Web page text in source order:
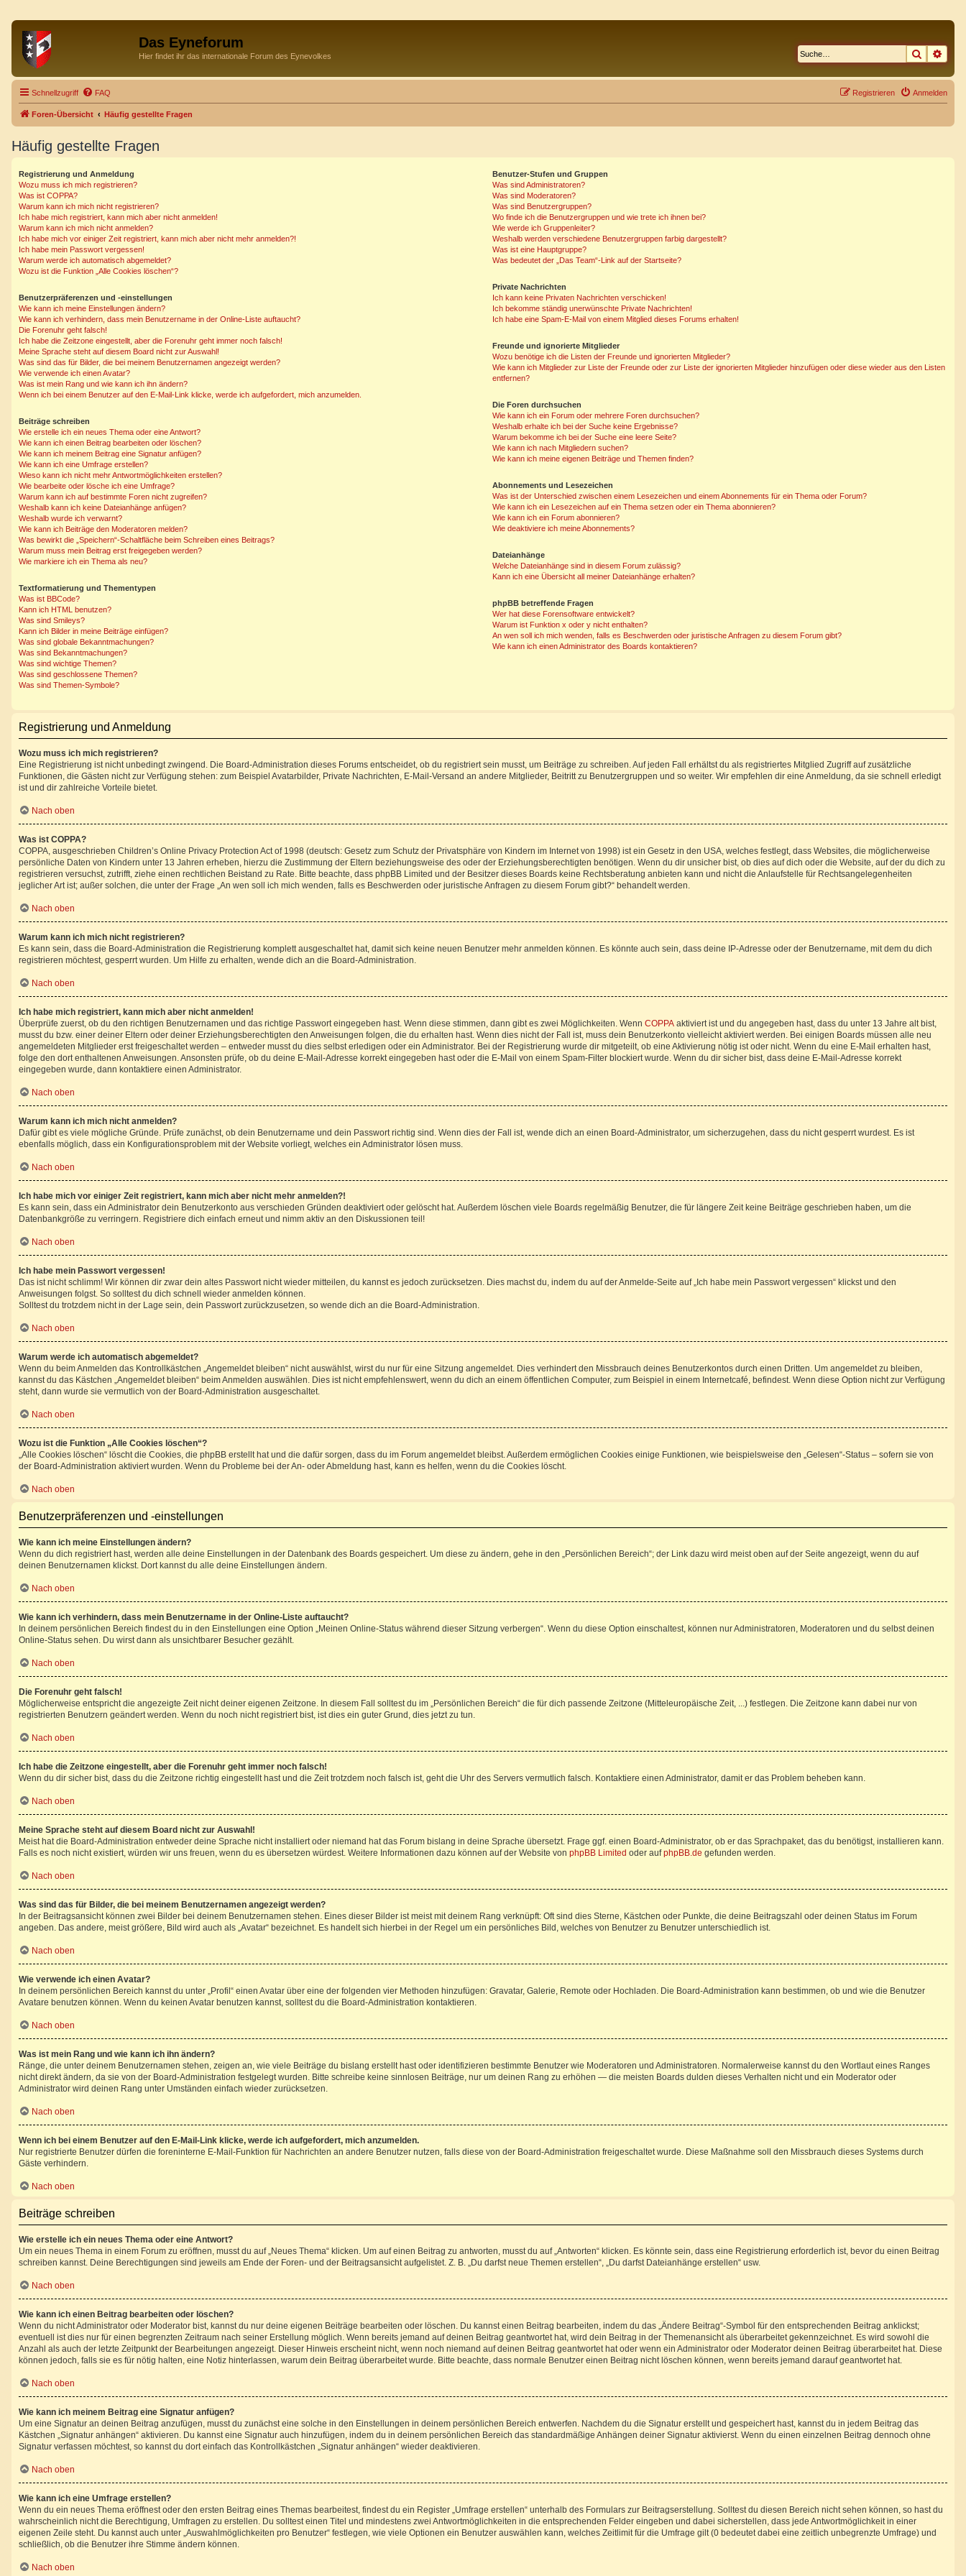
Das Eyneforum
Hier findet ihr das internationale Forum des Eynevolkes Suche
Schnellzugriff FAQ Anmelden
Registrieren
Foren-Übersicht Häufig gestellte Fragen
Häufig gestellte Fragen
Registrierung und Anmeldung
Wozu muss ich mich registrieren?
Was ist COPPA?
Warum kann ich mich nicht registrieren?
Ich habe mich registriert, kann mich aber nicht anmelden!
Warum kann ich mich nicht anmelden?
Ich habe mich vor einiger Zeit registriert, kann mich aber nicht mehr anmelden?!
Ich habe mein Passwort vergessen!
Warum werde ich automatisch abgemeldet?
Wozu ist die Funktion „Alle Cookies löschen“?
Benutzerpräferenzen und -einstellungen
Wie kann ich meine Einstellungen ändern?
Wie kann ich verhindern, dass mein Benutzername in der Online-Liste auftaucht?
Die Forenuhr geht falsch!
Ich habe die Zeitzone eingestellt, aber die Forenuhr geht immer noch falsch!
Meine Sprache steht auf diesem Board nicht zur Auswahl!
Was sind das für Bilder, die bei meinem Benutzernamen angezeigt werden?
Wie verwende ich einen Avatar?
Was ist mein Rang und wie kann ich ihn ändern?
Wenn ich bei einem Benutzer auf den E-Mail-Link klicke, werde ich aufgefordert, mich anzumelden.
Beiträge schreiben
Wie erstelle ich ein neues Thema oder eine Antwort?
Wie kann ich einen Beitrag bearbeiten oder löschen?
Wie kann ich meinem Beitrag eine Signatur anfügen?
Wie kann ich eine Umfrage erstellen?
Wieso kann ich nicht mehr Antwortmöglichkeiten erstellen?
Wie bearbeite oder lösche ich eine Umfrage?
Warum kann ich auf bestimmte Foren nicht zugreifen?
Weshalb kann ich keine Dateianhänge anfügen?
Weshalb wurde ich verwarnt?
Wie kann ich Beiträge den Moderatoren melden?
Was bewirkt die „Speichern“-Schaltfläche beim Schreiben eines Beitrags?
Warum muss mein Beitrag erst freigegeben werden?
Wie markiere ich ein Thema als neu?
Textformatierung und Thementypen
Was ist BBCode?
Kann ich HTML benutzen?
Was sind Smileys?
Kann ich Bilder in meine Beiträge einfügen?
Was sind globale Bekanntmachungen?
Was sind Bekanntmachungen?
Was sind wichtige Themen?
Was sind geschlossene Themen?
Was sind Themen-Symbole?
Benutzer-Stufen und Gruppen
Was sind Administratoren?
Was sind Moderatoren?
Was sind Benutzergruppen?
Wo finde ich die Benutzergruppen und wie trete ich ihnen bei?
Wie werde ich Gruppenleiter?
Weshalb werden verschiedene Benutzergruppen farbig dargestellt?
Was ist eine Hauptgruppe?
Was bedeutet der „Das Team“-Link auf der Startseite?
Private Nachrichten
Ich kann keine Privaten Nachrichten verschicken!
Ich bekomme ständig unerwünschte Private Nachrichten!
Ich habe eine Spam-E-Mail von einem Mitglied dieses Forums erhalten!
Freunde und ignorierte Mitglieder
Wozu benötige ich die Listen der Freunde und ignorierten Mitglieder?
Wie kann ich Mitglieder zur Liste der Freunde oder zur Liste der ignorierten Mitglieder hinzufügen oder diese wieder aus den Listen
entfernen?
Die Foren durchsuchen
Wie kann ich ein Forum oder mehrere Foren durchsuchen?
Weshalb erhalte ich bei der Suche keine Ergebnisse?
Warum bekomme ich bei der Suche eine leere Seite?
Wie kann ich nach Mitgliedern suchen?
Wie kann ich meine eigenen Beiträge und Themen finden?
Abonnements und Lesezeichen
Was ist der Unterschied zwischen einem Lesezeichen und einem Abonnements für ein Thema oder Forum?
Wie kann ich ein Lesezeichen auf ein Thema setzen oder ein Thema abonnieren?
Wie kann ich ein Forum abonnieren?
Wie deaktiviere ich meine Abonnements?
Dateianhänge
Welche Dateianhänge sind in diesem Forum zulässig?
Kann ich eine Übersicht all meiner Dateianhänge erhalten?
phpBB betreffende Fragen
Wer hat diese Forensoftware entwickelt?
Warum ist Funktion x oder y nicht enthalten?
An wen soll ich mich wenden, falls es Beschwerden oder juristische Anfragen zu diesem Forum gibt?
Wie kann ich einen Administrator des Boards kontaktieren?
Registrierung und Anmeldung
Wozu muss ich mich registrieren?
Eine Registrierung ist nicht unbedingt zwingend. Die Board-Administration dieses Forums entscheidet, ob du registriert sein musst, um Beiträge zu schreiben. Auf jeden Fall erhältst du als registriertes Mitglied Zugriff auf zusätzliche
Funktionen, die Gästen nicht zur Verfügung stehen: zum Beispiel Avatarbilder, Private Nachrichten, E-Mail-Versand an andere Mitglieder, Beitritt zu Benutzergruppen und so weiter. Wir empfehlen dir eine Anmeldung, da sie schnell erledigt
ist und dir zahlreiche Vorteile bietet.
Nach oben
Was ist COPPA?
COPPA, ausgeschrieben Children’s Online Privacy Protection Act of 1998 (deutsch: Gesetz zum Schutz der Privatsphäre von Kindern im Internet von 1998) ist ein Gesetz in den USA, welches festlegt, dass Websites, die möglicherweise
persönliche Daten von Kindern unter 13 Jahren erheben, hierzu die Zustimmung der Eltern beziehungsweise des oder der Erziehungsberechtigten benötigen. Wenn du dir unsicher bist, ob dies auf dich oder die Website, auf der du dich zu
registrieren versuchst, zutrifft, ziehe einen rechtlichen Beistand zu Rate. Bitte beachte, dass phpBB Limited und der Besitzer dieses Boards keine Rechtsberatung anbieten kann und nicht die Anlaufstelle für Rechtsangelegenheiten
jeglicher Art ist; außer solchen, die unter der Frage „An wen soll ich mich wenden, falls es Beschwerden oder juristische Anfragen zu diesem Forum gibt?“ behandelt werden.
Nach oben
Warum kann ich mich nicht registrieren?
Es kann sein, dass die Board-Administration die Registrierung komplett ausgeschaltet hat, damit sich keine neuen Benutzer mehr anmelden können. Es könnte auch sein, dass deine IP-Adresse oder der Benutzername, mit dem du dich
registrieren möchtest, gesperrt wurden. Um Hilfe zu erhalten, wende dich an die Board-Administration.
Nach oben
Ich habe mich registriert, kann mich aber nicht anmelden!
Überprüfe zuerst, ob du den richtigen Benutzernamen und das richtige Passwort eingegeben hast. Wenn diese stimmen, dann gibt es zwei Möglichkeiten. Wenn COPPA aktiviert ist und du angegeben hast, dass du unter 13 Jahre alt bist,
musst du bzw. einer deiner Eltern oder deiner Erziehungsberechtigten den Anweisungen folgen, die du erhalten hast. Wenn dies nicht der Fall ist, muss dein Benutzerkonto vielleicht aktiviert werden. Bei einigen Boards müssen alle neu
angemeldeten Mitglieder erst freigeschaltet werden – entweder musst du dies selbst erledigen oder ein Administrator. Bei der Registrierung wurde dir mitgeteilt, ob eine Aktivierung nötig ist oder nicht. Wenn du eine E-Mail erhalten hast,
folge den dort enthaltenen Anweisungen. Ansonsten prüfe, ob du deine E-Mail-Adresse korrekt eingegeben hast oder die E-Mail von einem Spam-Filter blockiert wurde. Wenn du dir sicher bist, dass deine E-Mail-Adresse korrekt
eingegeben wurde, dann kontaktiere einen Administrator.
Nach oben
Warum kann ich mich nicht anmelden?
Dafür gibt es viele mögliche Gründe. Prüfe zunächst, ob dein Benutzername und dein Passwort richtig sind. Wenn dies der Fall ist, wende dich an einen Board-Administrator, um sicherzugehen, dass du nicht gesperrt wurdest. Es ist
ebenfalls möglich, dass ein Konfigurationsproblem mit der Website vorliegt, welches ein Administrator lösen muss.
Nach oben
Ich habe mich vor einiger Zeit registriert, kann mich aber nicht mehr anmelden?!
Es kann sein, dass ein Administrator dein Benutzerkonto aus verschieden Gründen deaktiviert oder gelöscht hat. Außerdem löschen viele Boards regelmäßig Benutzer, die für längere Zeit keine Beiträge geschrieben haben, um die
Datenbankgröße zu verringern. Registriere dich einfach erneut und nimm aktiv an den Diskussionen teil!
Nach oben
Ich habe mein Passwort vergessen!
Das ist nicht schlimm! Wir können dir zwar dein altes Passwort nicht wieder mitteilen, du kannst es jedoch zurücksetzen. Dies machst du, indem du auf der Anmelde-Seite auf „Ich habe mein Passwort vergessen“ klickst und den
Anweisungen folgst. So solltest du dich schnell wieder anmelden können.
Solltest du trotzdem nicht in der Lage sein, dein Passwort zurückzusetzen, so wende dich an die Board-Administration.
Nach oben
Warum werde ich automatisch abgemeldet?
Wenn du beim Anmelden das Kontrollkästchen „Angemeldet bleiben“ nicht auswählst, wirst du nur für eine Sitzung angemeldet. Dies verhindert den Missbrauch deines Benutzerkontos durch einen Dritten. Um angemeldet zu bleiben,
kannst du das Kästchen „Angemeldet bleiben“ beim Anmelden auswählen. Dies ist nicht empfehlenswert, wenn du dich an einem öffentlichen Computer, zum Beispiel in einem Internetcafé, befindest. Wenn diese Option nicht zur Verfügung
steht, dann wurde sie vermutlich von der Board-Administration ausgeschaltet.
Nach oben
Wozu ist die Funktion „Alle Cookies löschen“?
„Alle Cookies löschen“ löscht die Cookies, die phpBB erstellt hat und die dafür sorgen, dass du im Forum angemeldet bleibst. Außerdem ermöglichen Cookies einige Funktionen, wie beispielsweise den „Gelesen“-Status – sofern sie von
der Board-Administration aktiviert wurden. Wenn du Probleme bei der An- oder Abmeldung hast, kann es helfen, wenn du die Cookies löscht.
Nach oben
Benutzerpräferenzen und -einstellungen
Wie kann ich meine Einstellungen ändern?
Wenn du dich registriert hast, werden alle deine Einstellungen in der Datenbank des Boards gespeichert. Um diese zu ändern, gehe in den „Persönlichen Bereich“; der Link dazu wird meist oben auf der Seite angezeigt, wenn du auf
deinen Benutzernamen klickst. Dort kannst du alle deine Einstellungen ändern.
Nach oben
Wie kann ich verhindern, dass mein Benutzername in der Online-Liste auftaucht?
In deinem persönlichen Bereich findest du in den Einstellungen eine Option „Meinen Online-Status während dieser Sitzung verbergen“. Wenn du diese Option einschaltest, können nur Administratoren, Moderatoren und du selbst deinen
Online-Status sehen. Du wirst dann als unsichtbarer Besucher gezählt.
Nach oben
Die Forenuhr geht falsch!
Möglicherweise entspricht die angezeigte Zeit nicht deiner eigenen Zeitzone. In diesem Fall solltest du im „Persönlichen Bereich“ die für dich passende Zeitzone (Mitteleuropäische Zeit, ...) festlegen. Die Zeitzone kann dabei nur von
registrierten Benutzern geändert werden. Wenn du noch nicht registriert bist, ist dies ein guter Grund, dies jetzt zu tun.
Nach oben
Ich habe die Zeitzone eingestellt, aber die Forenuhr geht immer noch falsch!
Wenn du dir sicher bist, dass du die Zeitzone richtig eingestellt hast und die Zeit trotzdem noch falsch ist, geht die Uhr des Servers vermutlich falsch. Kontaktiere einen Administrator, damit er das Problem beheben kann.
Nach oben
Meine Sprache steht auf diesem Board nicht zur Auswahl!
Meist hat die Board-Administration entweder deine Sprache nicht installiert oder niemand hat das Forum bislang in deine Sprache übersetzt. Frage ggf. einen Board-Administrator, ob er das Sprachpaket, das du benötigst, installieren kann.
Falls es noch nicht existiert, würden wir uns freuen, wenn du es übersetzen würdest. Weitere Informationen dazu können auf der Website von phpBB Limited oder aufphpBB.de gefunden werden.
Nach oben
Was sind das für Bilder, die bei meinem Benutzernamen angezeigt werden?
In der Beitragsansicht können zwei Bilder bei deinem Benutzernamen stehen. Eines dieser Bilder ist meist mit deinem Rang verknüpft: Oft sind dies Sterne, Kästchen oder Punkte, die deine Beitragszahl oder deinen Status im Forum
angeben. Das andere, meist größere, Bild wird auch als „Avatar“ bezeichnet. Es handelt sich hierbei in der Regel um ein persönliches Bild, welches von Benutzer zu Benutzer unterschiedlich ist.
Nach oben
Wie verwende ich einen Avatar?
In deinem persönlichen Bereich kannst du unter „Profil“ einen Avatar über eine der folgenden vier Methoden hinzufügen: Gravatar, Galerie, Remote oder Hochladen. Die Board-Administration kann bestimmen, ob und wie die Benutzer
Avatare benutzen können. Wenn du keinen Avatar benutzen kannst, solltest du die Board-Administration kontaktieren.
Nach oben
Was ist mein Rang und wie kann ich ihn ändern?
Ränge, die unter deinem Benutzernamen stehen, zeigen an, wie viele Beiträge du bislang erstellt hast oder identifizieren bestimmte Benutzer wie Moderatoren und Administratoren. Normalerweise kannst du den Wortlaut eines Ranges
nicht direkt ändern, da sie von der Board-Administration festgelegt wurden. Bitte schreibe keine sinnlosen Beiträge, nur um deinen Rang zu erhöhen — die meisten Boards dulden dieses Verhalten nicht und ein Moderator oder
Administrator wird deinen Rang unter Umständen einfach wieder zurücksetzen.
Nach oben
Wenn ich bei einem Benutzer auf den E-Mail-Link klicke, werde ich aufgefordert, mich anzumelden.
Nur registrierte Benutzer dürfen die foreninterne E-Mail-Funktion für Nachrichten an andere Benutzer nutzen, falls diese von der Board-Administration freigeschaltet wurde. Diese Maßnahme soll den Missbrauch dieses Systems durch
Gäste verhindern.
Nach oben
Beiträge schreiben
Wie erstelle ich ein neues Thema oder eine Antwort?
Um ein neues Thema in einem Forum zu eröffnen, musst du auf „Neues Thema“ klicken. Um auf einen Beitrag zu antworten, musst du auf „Antworten“ klicken. Es könnte sein, dass eine Registrierung erforderlich ist, bevor du einen Beitrag
schreiben kannst. Deine Berechtigungen sind jeweils am Ende der Foren- und der Beitragsansicht aufgelistet. Z. B. „Du darfst neue Themen erstellen“, „Du darfst Dateianhänge erstellen“ usw.
Nach oben
Wie kann ich einen Beitrag bearbeiten oder löschen?
Wenn du nicht Administrator oder Moderator bist, kannst du nur deine eigenen Beiträge bearbeiten oder löschen. Du kannst einen Beitrag bearbeiten, indem du das „Ändere Beitrag“-Symbol für den entsprechenden Beitrag anklickst;
eventuell ist dies nur für einen begrenzten Zeitraum nach seiner Erstellung möglich. Wenn bereits jemand auf deinen Beitrag geantwortet hat, wird dein Beitrag in der Themenansicht als überarbeitet gekennzeichnet. Es wird sowohl die
Anzahl als auch der letzte Zeitpunkt der Bearbeitungen angezeigt. Dieser Hinweis erscheint nicht, wenn noch niemand auf deinen Beitrag geantwortet hat oder wenn ein Administrator oder Moderator deinen Beitrag überarbeitet hat. Diese
können jedoch, falls sie es für nötig halten, eine Notiz hinterlassen, warum dein Beitrag überarbeitet wurde. Bitte beachte, dass normale Benutzer einen Beitrag nicht löschen können, wenn bereits jemand darauf geantwortet hat.
Nach oben
Wie kann ich meinem Beitrag eine Signatur anfügen?
Um eine Signatur an deinen Beitrag anzufügen, musst du zunächst eine solche in den Einstellungen in deinem persönlichen Bereich entwerfen. Nachdem du die Signatur erstellt und gespeichert hast, kannst du in jedem Beitrag das
Kästchen „Signatur anhängen“ aktivieren. Du kannst eine Signatur auch hinzufügen, indem du in deinem persönlichen Bereich das standardmäßige Anhängen deiner Signatur aktivierst. Wenn du einen einzelnen Beitrag dennoch ohne
Signatur verfassen möchtest, so kannst du dort einfach das Kontrollkästchen „Signatur anhängen“ wieder deaktivieren.
Nach oben
Wie kann ich eine Umfrage erstellen?
Wenn du ein neues Thema eröffnest oder den ersten Beitrag eines Themas bearbeitest, findest du ein Register „Umfrage erstellen“ unterhalb des Formulars zur Beitragserstellung. Solltest du diesen Bereich nicht sehen können, so hast du
wahrscheinlich nicht die Berechtigung, Umfragen zu erstellen. Du solltest einen Titel und mindestens zwei Antwortmöglichkeiten in die entsprechenden Felder eingeben und dabei sicherstellen, dass jede Antwortmöglichkeit in einer
eigenen Zeile steht. Du kannst auch unter „Auswahlmöglichkeiten pro Benutzer“ festlegen, wie viele Optionen ein Benutzer auswählen kann, welches Zeitlimit für die Umfrage gilt (0 bedeutet dabei eine zeitlich unbegrenzte Umfrage) und
schließlich, ob die Benutzer ihre Stimme ändern können.
Nach oben